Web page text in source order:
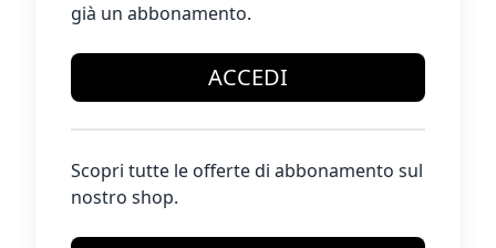
già un abbonamento.
ACCEDI
Scopri tutte le offerte di abbonamento sul
nostro shop.